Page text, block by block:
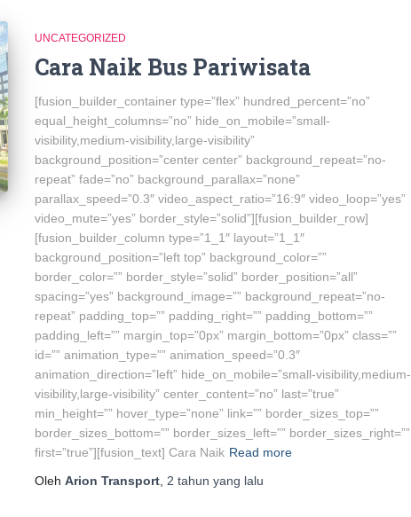
UNCATEGORIZED
Cara Naik Bus Pariwisata
[fusion_builder_container type=”flex” hundred_percent=”no”
equal_height_columns=”no” hide_on_mobile=”small-
visibility,medium-visibility,large-visibility”
background_position=”center center” background_repeat=”no-
repeat” fade=”no” background_parallax=”none”
parallax_speed=”0.3″ video_aspect_ratio=”16:9″ video_loop=”yes”
video_mute=”yes” border_style=”solid”][fusion_builder_row]
[fusion_builder_column type=”1_1″ layout=”1_1″
background_position=”left top” background_color=””
border_color=”” border_style=”solid” border_position=”all”
spacing=”yes” background_image=”” background_repeat=”no-
repeat” padding_top=”” padding_right=”” padding_bottom=””
padding_left=”” margin_top=”0px” margin_bottom=”0px” class=””
id=”” animation_type=”” animation_speed=”0.3″
animation_direction=”left” hide_on_mobile=”small-visibility,medium-
visibility,large-visibility” center_content=”no” last=”true”
min_height=”” hover_type=”none” link=”” border_sizes_top=””
border_sizes_bottom=”” border_sizes_left=”” border_sizes_right=””
first=”true”][fusion_text] Cara Naik Read more
Oleh Arion Transport 2 tahun yang lalu